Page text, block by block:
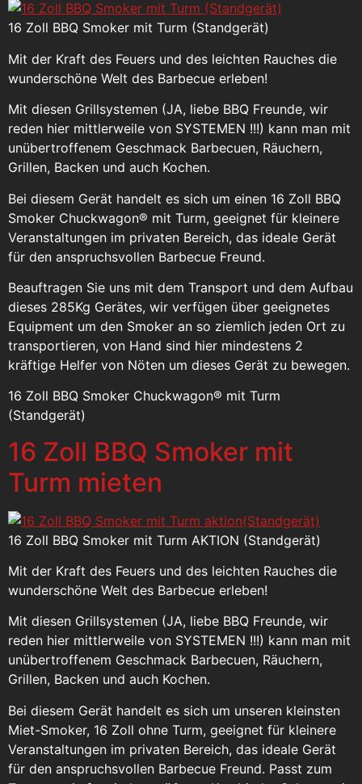
16 Zoll BBQ Smoker mit Turm (Standgerät)
Mit der Kraft des Feuers und des leichten Rauches die
wunderschöne Welt des Barbecue erleben!
Mit diesen Grillsystemen (JA, liebe BBQ Freunde, wir
reden hier mittlerweile von SYSTEMEN !!!) kann man mit
unübertroffenem Geschmack Barbecuen, Räuchern,
Grillen, Backen und auch Kochen.
Bei diesem Gerät handelt es sich um einen 16 Zoll BBQ
Smoker Chuckwagon® mit Turm, geeignet für kleinere
Veranstaltungen im privaten Bereich, das ideale Gerät
für den anspruchsvollen Barbecue Freund.
Beauftragen Sie uns mit dem Transport und dem Aufbau
dieses 285Kg Gerätes, wir verfügen über geeignetes
Equipment um den Smoker an so ziemlich jeden Ort zu
transportieren, von Hand sind hier mindestens 2
kräftige Helfer von Nöten um dieses Gerät zu bewegen.
16 Zoll BBQ Smoker Chuckwagon® mit Turm
(Standgerät)
16 Zoll BBQ Smoker mit
Turm mieten
16 Zoll BBQ Smoker mit Turm AKTION (Standgerät)
Mit der Kraft des Feuers und des leichten Rauches die
wunderschöne Welt des Barbecue erleben!
Mit diesen Grillsystemen (JA, liebe BBQ Freunde, wir
reden hier mittlerweile von SYSTEMEN !!!) kann man mit
unübertroffenem Geschmack Barbecuen, Räuchern,
Grillen, Backen und auch Kochen.
Bei diesem Gerät handelt es sich um unseren kleinsten
Miet-Smoker, 16 Zoll ohne Turm, geeignet für kleinere
Veranstaltungen im privaten Bereich, das ideale Gerät
für den anspruchsvollen Barbecue Freund. Passt zum